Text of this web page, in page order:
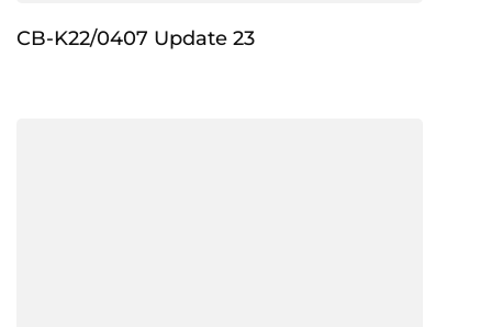
CB-K22/0407 Update 23